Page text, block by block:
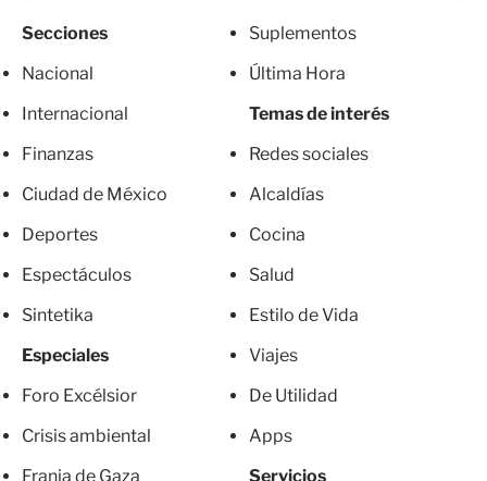
Secciones
Nacional
Internacional
Finanzas
Ciudad de México
Deportes
Espectáculos
Sintetika
Especiales
Foro Excélsior
Crisis ambiental
Franja de Gaza
Suplementos
Última Hora
Temas de interés
Redes sociales
Alcaldías
Cocina
Salud
Estilo de Vida
Viajes
De Utilidad
Apps
Servicios